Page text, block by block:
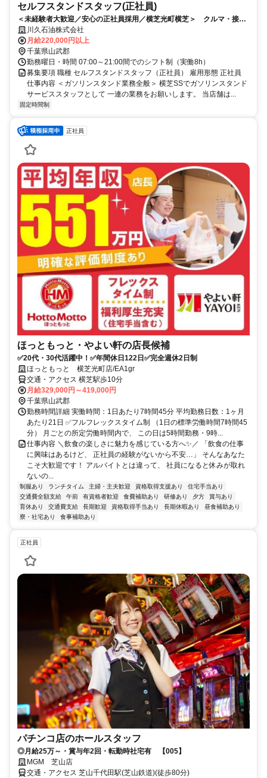
セルフスタンドスタッフ(正社員)
＜未経験者大歓迎／安心の正社員採用／横芝光町横芝＞ クルマ・接客
が好きなら、当SSで活躍しませんか？
川久石油株式会社
月給220,000円以上
千葉県山武郡
勤務曜日・時間 07:00～21:00間でのシフト制（実働8h）
募集要項 職種 セルフスタンドスタッフ（正社員） 雇用形態 正社員
仕事内容 ＜ガソリンスタンド業務全般＞ 横芝SSでガソリンスタンド
サービススタッフとして 一連の業務をお願いします。 当店舗は...
固定時間制
正社員
ほっともっと・やよい軒の店長候補
✅20代・30代活躍中！✅年間休日122日✅完全週休2日制
ほっともっと 横芝光町店/EA1gr
交通・アクセス 横芝駅歩10分
月給329,000円～419,000円
千葉県山武郡
勤務時間詳細 実働時間：1日あたり7時間45分 平均勤務日数：1ヶ月
あたり21日 ✅フルフレックスタイム制 （1日の標準労働時間7時間45
分） 月ごとの所定労働時間内で、 この日は5時間勤務・9時...
仕事内容 ＼飲食の楽しさに魅力を感じている方へ✨／ 「飲食の仕事
に興味はあるけど、 正社員の経験がないから不安…」 そんなあなた
こそ大歓迎です！ アルバイトとは違って、 社員になると休みが取れ
ないの...
制服あり ランチタイム 主婦・主夫歓迎 資格取得支援あり
住宅手当あり
交通費全額支給
午前 有資格者歓迎 食費補助あり 研修あり 夕方
賞与あり
育休あり
交通費支給 長期歓迎 資格取得手当あり 長期休暇あり
昼食補助あり
寮・社宅あり
食事補助あり
正社員
パチンコ店のホールスタッフ
◎月給25万～・賞与年2回・転勤時社宅有 【005】
MGM 芝山店
交通・アクセス 芝山千代田駅(芝山鉄道)(徒歩80分)